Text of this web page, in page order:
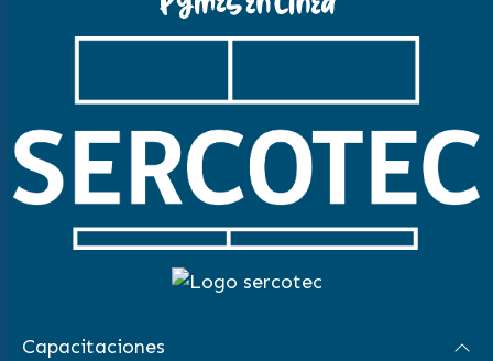
Capacitaciones